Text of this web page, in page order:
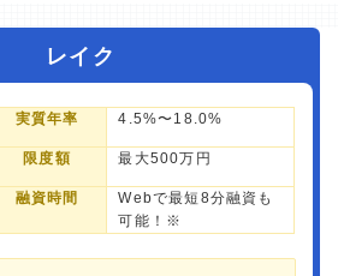
レイク
実質年率 4.5%〜18.0%
限度額 最大500万円
融資時間
Webで最短8分融資も
可能！※